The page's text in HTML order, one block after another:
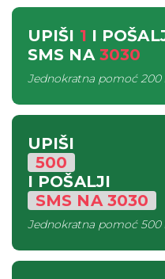
UPIŠI 1 I
SMS NA 3030
Jednokratna pomoć200
UPIŠI
500
I POŠALJI
SMS NA3030
Jednokratna pomoć500